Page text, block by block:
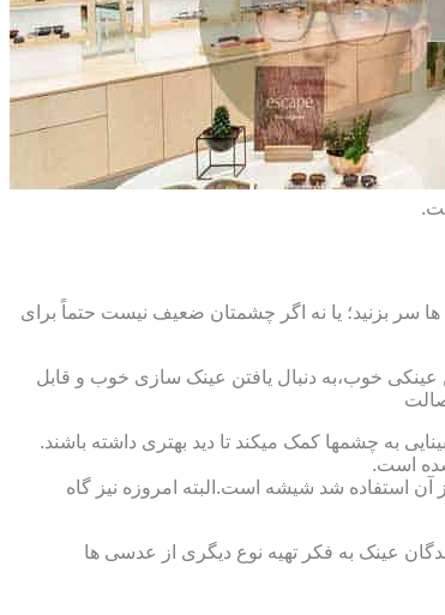
سر بزنید؛ یا نه اگر چشمتان ضعیف نیست حتماً برای
عینکی خوب،به دنبال یافتن عینک سازی خوب و قابل
به چشمها کمک میکند تا دید بهتری داشته باشند.
شده است.
که در ساخت عدسی عینک از آن استفاده شد شیشه است.البته امروزه نیز گاه
عینک به فکر تهیه نوع دیگری از عدسی ها